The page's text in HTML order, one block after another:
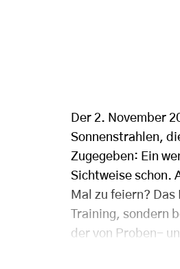
Der 2. November
Sonnenstrahlen,
Zugegeben: Ein
Sichtweise schon.
Mal zu feiern?
Training, sondern
der von Proben-